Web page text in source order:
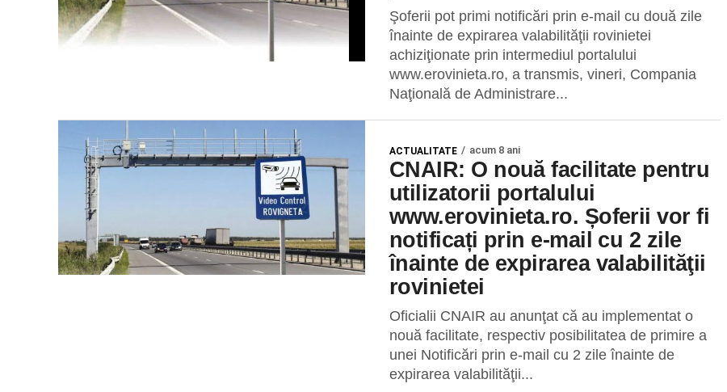
Şoferii pot primi notificări prin e-mail cu două zile
înainte de expirarea valabilităţii rovinietei
achiziţionate prin intermediul portalului
www.erovinieta.ro, a transmis, vineri, Compania
Naţională de Administrare...
ACTUALITATE acum 8 ani
CNAIR: O nouă facilitate pentru
utilizatorii portalului
www.erovinieta.ro. Șoferii vor fi
notificați prin e-mail cu 2 zile
înainte de expirarea valabilităţii
rovinietei
Oficialii CNAIR au anunţat că au implementat o
nouă facilitate, respectiv posibilitatea de primire a
unei Notificări prin e-mail cu 2 zile înainte de
expirarea valabilităţii...